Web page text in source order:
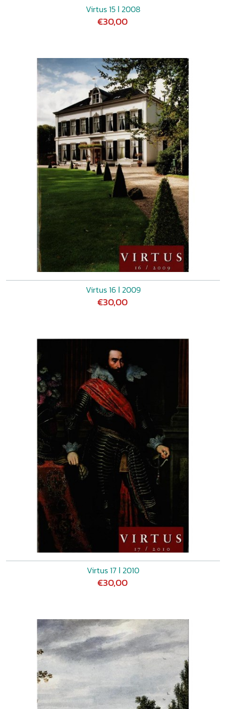
Virtus 15 ǀ 2008
€30,00
Virtus 16 ǀ 2009
€30,00
Virtus 17 ǀ 2010
€30,00